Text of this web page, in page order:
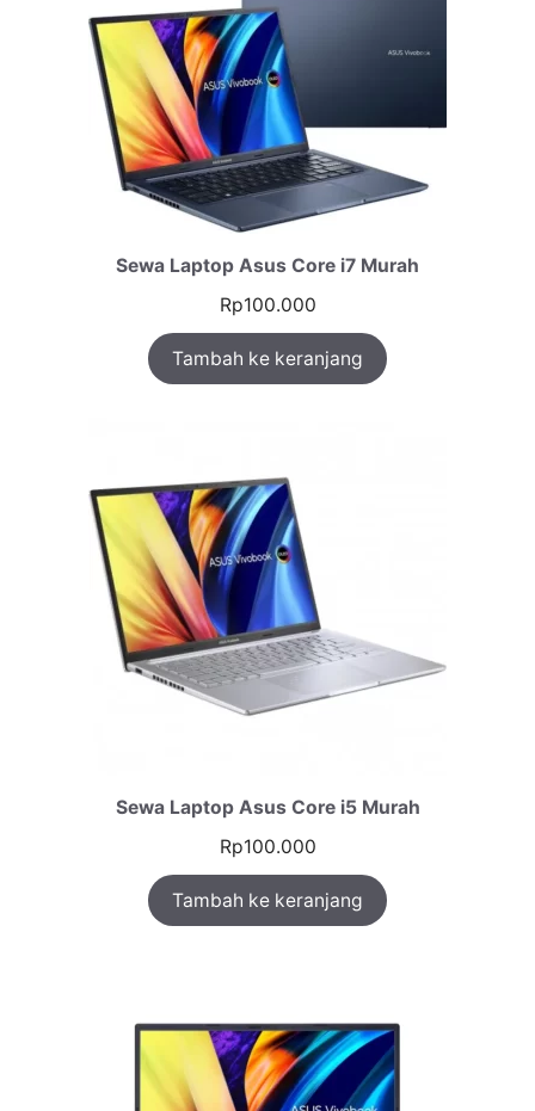
pelanggan
Sewa Laptop Asus Core i7 Murah
Rp100.000
Tambah ke keranjang
Sewa Laptop Asus Core i5 Murah
Rp100.000
Tambah ke keranjang